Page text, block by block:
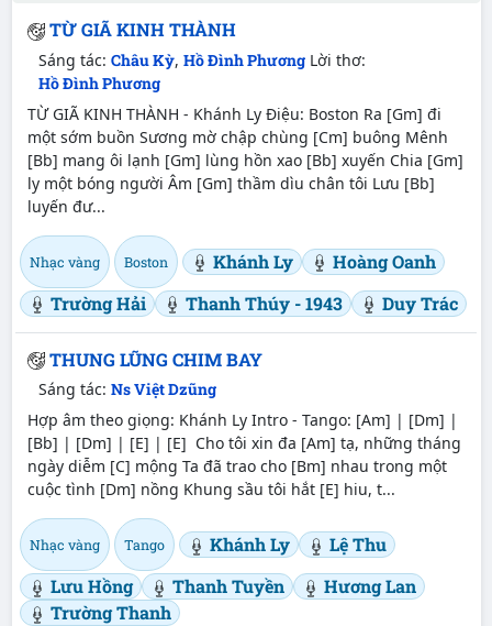
TỪ GIÃ KINH THÀNH
Sáng tác: Châu Kỳ, Hồ Đình Phương Lời thơ:
Hồ Đình Phương
TỪ GIÃ KINH THÀNH - Khánh Ly Điệu: Boston Ra [Gm] đi
một sớm buồn Sương mờ chập chùng [Cm] buông Mênh
[Bb] mang ôi lạnh [Gm] lùng hồn xao [Bb] xuyến Chia [Gm]
ly một bóng người Âm [Gm] thầm dìu chân tôi Lưu [Bb]
luyến đư...
Nhạc vàng Boston Khánh Ly
Hoàng Oanh
Trường Hải
Thanh Thúy - 1943 Duy Trác
THUNG LŨNG CHIM BAY
Sáng tác: Ns Việt Dzũng
Hợp âm theo giọng: Khánh Ly Intro - Tango: [Am] | [Dm] |
[Bb] | [Dm] | [E] | [E] Cho tôi xin đa [Am] tạ, những tháng
ngày diễm [C] mộng Ta đã trao cho [Bm] nhau trong một
cuộc tình [Dm] nồng Khung sầu tôi hắt [E] hiu, t...
Nhạc vàng Tango Khánh Ly
Lệ Thu
Lưu Hồng
Thanh Tuyền
Hương Lan
Trường Thanh